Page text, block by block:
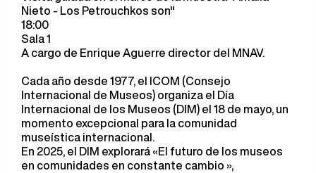
Nieto - Los Petrouchkos son"
18:00
Sala 1
A cargo de Enrique Aguerre director del MNAV.
Cada año desde 1977, el ICOM (Consejo
Internacional de Museos) organiza el Día
Internacional de los Museos (DIM) el 18 de mayo, un
momento excepcional para la comunidad
museística internacional.
En 2025, el DIM explorará «El futuro de los museos
en comunidades en constante cambio »,